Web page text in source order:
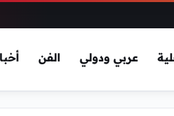
عربي ودولي الفن